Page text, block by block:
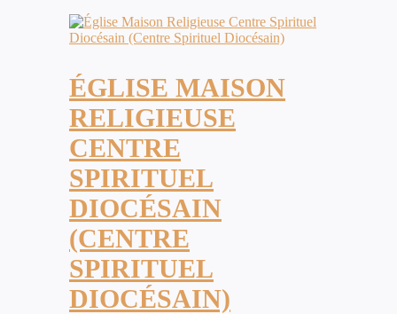
ÉGLISE MAISON
RELIGIEUSE
CENTRE
SPIRITUEL
DIOCÉSAIN
(CENTRE
SPIRITUEL
DIOCÉSAIN)